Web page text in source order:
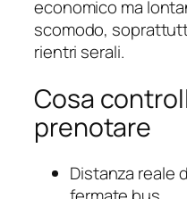
economico ma
scomodo,
rientri serali.
Cosa
prenotare
Distanza reale